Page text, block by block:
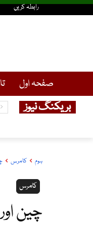
رابطہ کریں
صفحہ اول
بریکنگ نیوز
ہوم کامرس
کامرس
چین